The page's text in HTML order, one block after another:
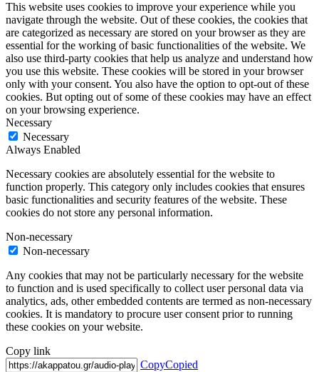
This website uses cookies to improve your experience while you
navigate through the website. Out of these cookies, the cookies that
are categorized as necessary are stored on your browser as they are
essential for the working of basic functionalities of the website. We
also use third-party cookies that help us analyze and understand how
you use this website. These cookies will be stored in your browser
only with your consent. You also have the option to opt-out of these
cookies. But opting out of some of these cookies may have an effect
on your browsing experience.
Necessary
Necessary
Always Enabled
Necessary cookies are absolutely essential for the website to
function properly. This category only includes cookies that ensures
basic functionalities and security features of the website. These
cookies do not store any personal information.
Non-necessary
Non-necessary
Any cookies that may not be particularly necessary for the website
to function and is used specifically to collect user personal data via
analytics, ads, other embedded contents are termed as non-necessary
cookies. It is mandatory to procure user consent prior to running
these cookies on your website.
Copy link
CopyCopied